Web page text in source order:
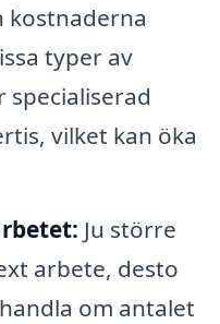
kostnaderna
typer av
specialiserad
vilket kan öka
Ju större
arbete, desto
om antalet